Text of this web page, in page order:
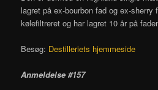
lagret på ex-bourbon fad og ex-sherry
kølefiltreret og har lagret 10 år på
Besøg: Destilleriets hjemmeside
Anmeldelse #157